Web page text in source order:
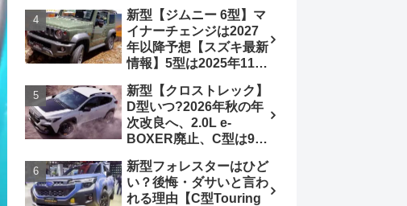
ル」、デリカD:5対抗の
クロスオーバーSUVミニ
バン
エロー レヴはスイスポ
コンセプトか？ハイブリ
ッド化/重量増/価格アッ
プが争点【スズキ最新情
報】特別仕様車
「ZC33S Final
Edition」終了
新型【ジムニー 6型】マ
イナーチェンジは2027
年以降予想【スズキ最新
情報】5型は2025年11月
ACC・スズキコネクト
採用
新型【クロストレック】
D型いつ?2026年秋の年
次改良へ、2.0L e-
BOXER廃止、C型は9月
ーボ採用予想【スバル最
新情報】
新型フォレスターはひど
い？後悔・ダサいと言わ
れる理由【C型Touring